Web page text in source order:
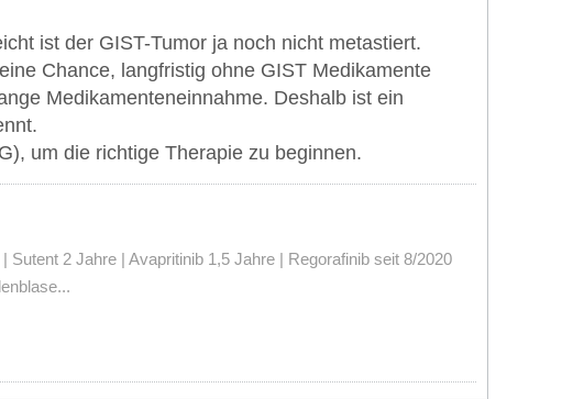
ist der GIST-Tumor ja noch nicht metastiert.
Chance, langfristig ohne GIST Medikamente
Medikamenteneinnahme. Deshalb ist ein
um die richtige Therapie zu beginnen.
2 Jahre | Avapritinib 1,5 Jahre | Regorafinib seit 8/2020